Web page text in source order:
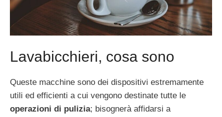
Lavabicchieri, cosa sono
Queste macchine sono dei dispositivi estremamente
utili ed efficienti a cui vengono destinate tutte le
operazioni di pulizia; bisognerà affidarsi a